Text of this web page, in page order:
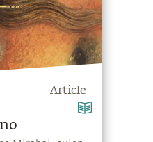
Article